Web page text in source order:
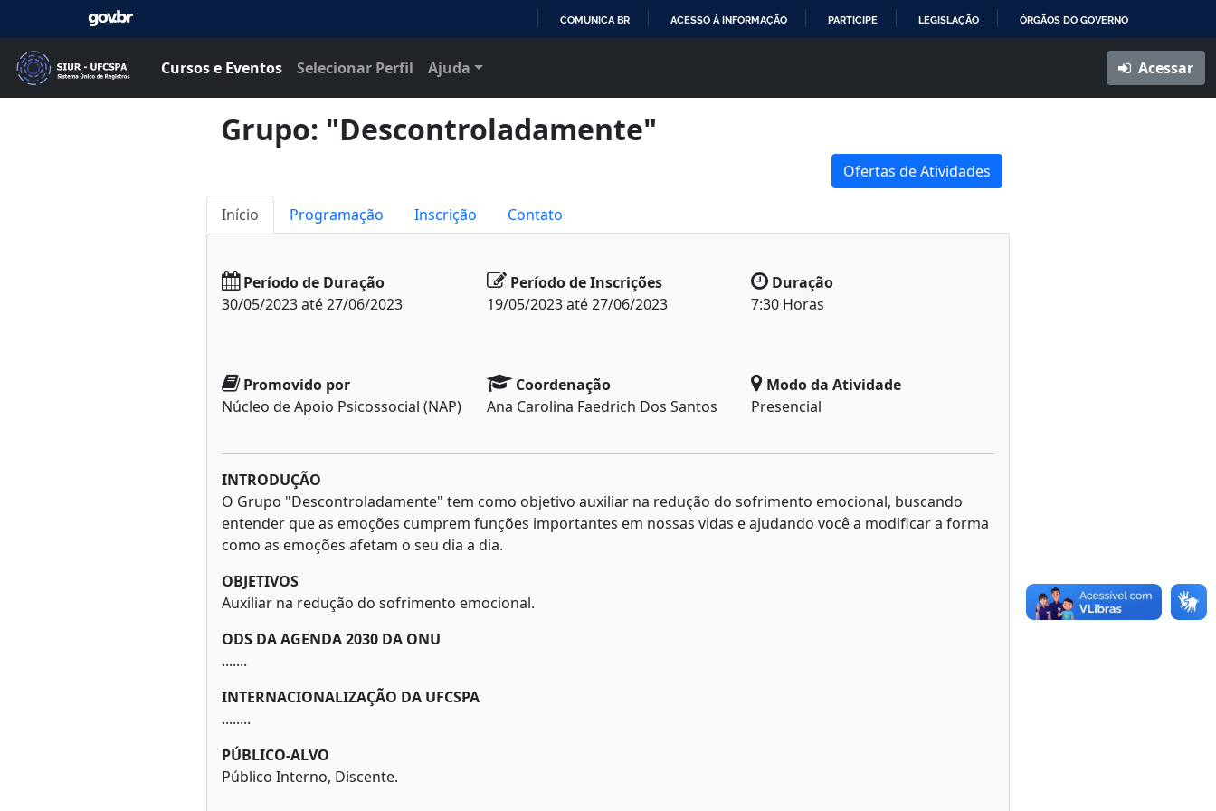
COMUNICA BR ACESSO À INFORMAÇÃO PARTICIPE LEGISLAÇÃO ÓRGÃOS DO GOVERNO
Cursos e Eventos Selecionar Perfil Ajuda Acessar
Grupo: "Descontroladamente"
Ofertas de Atividades
Início Programação Inscrição Contato
Período de Duração
30/05/2023 até 27/06/2023
Período de Inscrições
19/05/2023 até 27/06/2023
Duração
7:30 Horas
Promovido por
Núcleo de Apoio Psicossocial (NAP)
Coordenação
Ana Carolina Faedrich Dos Santos
Modo da Atividade
Presencial
INTRODUÇÃO
O Grupo "Descontroladamente" tem como objetivo auxiliar na redução do sofrimento emocional, buscando
entender que as emoções cumprem funções importantes em nossas vidas e ajudando você a modificar a forma
como as emoções afetam o seu dia a dia.
OBJETIVOS
Auxiliar na redução do sofrimento emocional.
ODS DA AGENDA 2030 DA ONU
.......
INTERNACIONALIZAÇÃO DA UFCSPA
........
PÚBLICO-ALVO
Público Interno, Discente.